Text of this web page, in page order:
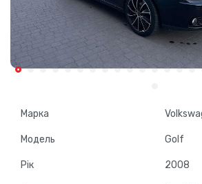
Марка
Модель Golf
Рік 2008